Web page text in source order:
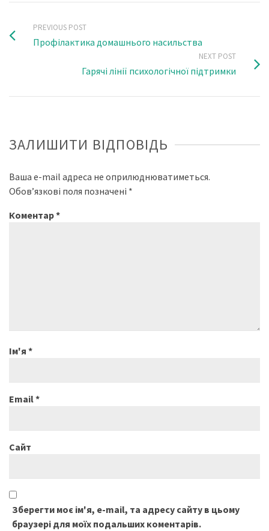
PREVIOUS POST
Профілактика домашнього насильства
NEXT POST
Гарячі лінії психологічної підтримки
ЗАЛИШИТИ ВІДПОВІДЬ
Ваша e-mail адреса не оприлюднюватиметься.
Обов’язкові поля позначені *
Коментар*
Ім'я *
Email*
Сайт
Зберегти моє ім'я, e-mail, та адресу сайту в цьому
браузері для моїх подальших коментарів.